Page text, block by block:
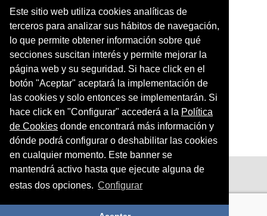
Este sitio web utiliza cookies analíticas de
terceros para analizar sus hábitos de navegación,
lo que permite obtener información sobre qué
secciones suscitan interés y permite mejorar la
página web y su seguridad. Si hace click en el
botón "Aceptar" aceptará la implementación de
las cookies y solo entonces se implementarán. Si
hace click en "Configurar" accederá a la Política
de Cookies donde encontrará más información y
dónde podrá configurar o deshabilitar las cookies
en cualquier momento. Este banner se
mantendrá activo hasta que ejecute alguna de
estas dos opciones. Configurar
Miembro y colaborador de
AFOPA
Arqueonet
CER ARTIC
Institut de Cultures Americanes Antigues
Sociedad Geográfica Española
Aviso legal
Política de cookies